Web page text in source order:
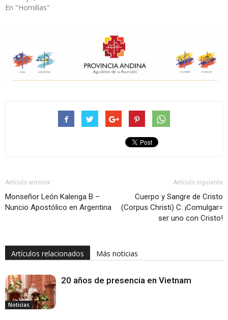
En "Homilías"
Artículo anterior
Monseñor León Kalenga B –
Nuncio Apostólico en Argentina
Artículo siguiente
Cuerpo y Sangre de Cristo
(Corpus Christi) C: ¡Comulgar=
ser uno con Cristo!
Artículos relacionados Más noticias
Noticias
20 años de presencia en Vietnam